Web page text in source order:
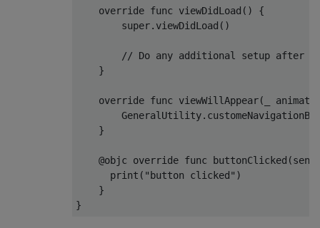
override func viewDidLoad ()
{
super. viewDidLoad ()
// Do any additional setup after
}
override func viewWillAppear(
GeneralUtility.
}
@objc override func buttonClicked (
      print
( "button clicked" )
}
}